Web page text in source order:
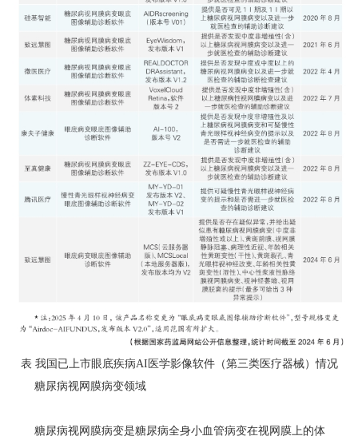
表 我国已上市眼底疾病AI医学影像软件（第三类医疗器械）情况
糖尿病视网膜病变领域
糖尿病视网膜病变是糖尿病全身小血管病变在视网膜上的体